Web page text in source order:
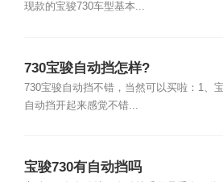
现款的宝骏730车型基本...
730宝骏自动挡怎样?
730宝骏自动挡不错，当然可以买啦：1、
自动挡开起来感觉不错...
宝骏730有自动挡吗